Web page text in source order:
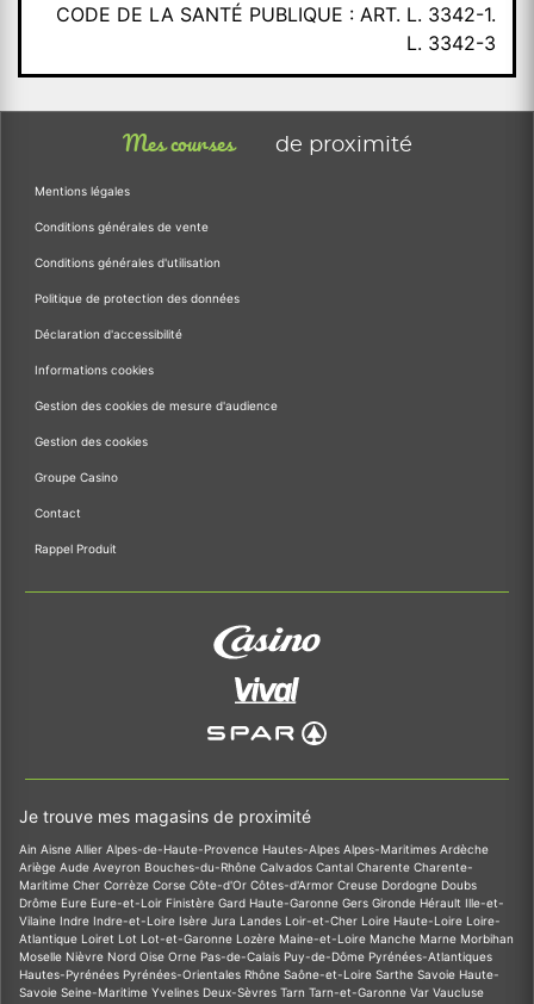
CODE DE LA SANTÉ PUBLIQUE : ART. L. 3342-1.
L. 3342-3
Mes courses de proximité
Mentions légales
Conditions générales de vente
Conditions générales d'utilisation
Politique de protection des données
Déclaration d'accessibilité
Informations cookies
Gestion des cookies de mesure d'audience
Gestion des cookies
Groupe Casino
Contact
Rappel Produit
Je trouve mes magasins de proximité
Ain Aisne Allier Alpes-de-Haute-Provence Hautes-Alpes Alpes-Maritimes Ardèche
Ariège Aude Aveyron Bouches-du-Rhône Calvados Cantal Charente Charente-
Maritime Cher Corrèze Corse Côte-d'Or Côtes-d'Armor Creuse Dordogne Doubs
Drôme Eure Eure-et-Loir Finistère Gard Haute-Garonne Gers Gironde Hérault Ille-et-
Vilaine Indre Indre-et-Loire Isère Jura Landes Loir-et-Cher Loire Haute-Loire Loire-
Atlantique Loiret Lot Lot-et-Garonne Lozère Maine-et-Loire Manche Marne Morbihan
Moselle Nièvre Nord Oise Orne Pas-de-Calais Puy-de-Dôme Pyrénées-Atlantiques
Hautes-Pyrénées Pyrénées-Orientales Rhône Saône-et-Loire Sarthe Savoie Haute-
Savoie Seine-Maritime Yvelines Deux-Sèvres Tarn Tarn-et-Garonne Var Vaucluse